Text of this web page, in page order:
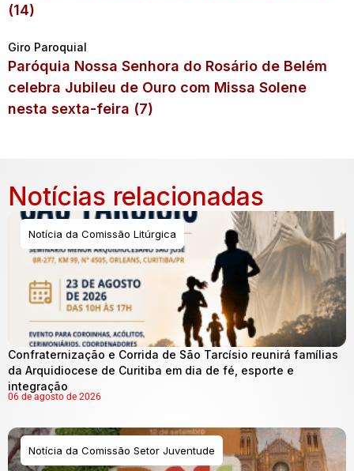
(14)
Giro Paroquial
Paróquia Nossa Senhora do Rosário de Belém
celebra Jubileu de Ouro com Missa Solene
nesta sexta-feira (7)
Notícias relacionadas
Notícia da Comissão Litúrgica
Confraternização e Corrida de São Tarcísio reunirá famílias
da Arquidiocese de Curitiba em dia de fé, esporte e
integração
06 de agosto de 2026
Notícia da Comissão Setor Juventude